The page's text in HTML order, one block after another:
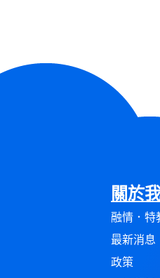
關於
融情．特
最新消息
政策